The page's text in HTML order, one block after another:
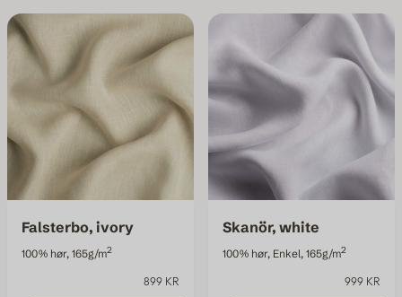
Falsterbo, ivory
100% hør, 165g/m2
899 KR
Skanör, white
100% hør, Enkel, 165g/m2
999 KR